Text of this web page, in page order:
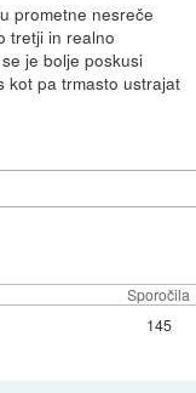
prometne nesreče
tretji in realno
je bolje poskusi
kot pa trmasto ustrajat
Sporočila
145